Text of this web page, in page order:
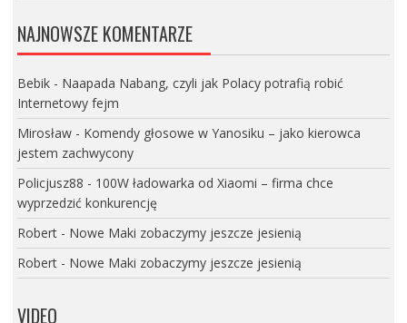
NAJNOWSZE KOMENTARZE
Bebik- Naapada Nabang, czyli jak Polacy potrafią robić
Internetowy fejm
Mirosław- Komendy głosowe w Yanosiku – jako kierowca
jestem zachwycony
Policjusz88 - 100W ładowarka od Xiaomi – firma chce
wyprzedzić konkurencję
Robert- Nowe Maki zobaczymy jeszcze jesienią
Robert- Nowe Maki zobaczymy jeszcze jesienią
VIDEO